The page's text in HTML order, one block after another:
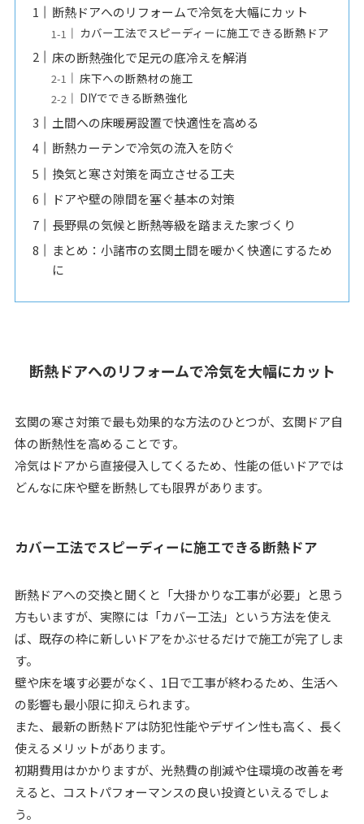
断熱ドアへのリフォームで冷気を大幅にカット
カバー工法でスピーディーに施工できる断熱ドア
床の断熱強化で足元の底冷えを解消
床下への断熱材の施工
DIYでできる断熱強化
土間への床暖房設置で快適性を高める
断熱カーテンで冷気の流入を防ぐ
換気と寒さ対策を両立させる工夫
ドアや壁の隙間を塞ぐ基本の対策
長野県の気候と断熱等級を踏まえた家づくり
まとめ：小諸市の玄関土間を暖かく快適にするため
に
断熱ドアへのリフォームで冷気を大幅にカット
玄関の寒さ対策で最も効果的な方法のひとつが、玄関ドア自
体の断熱性を高めることです。
冷気はドアから直接侵入してくるため、性能の低いドアでは
どんなに床や壁を断熱しても限界があります。
カバー工法でスピーディーに施工できる断熱ドア
断熱ドアへの交換と聞くと「大掛かりな工事が必要」と思う
方もいますが、実際には「カバー工法」という方法を使え
ば、既存の枠に新しいドアをかぶせるだけで施工が完了しま
す。
壁や床を壊す必要がなく、1日で工事が終わるため、生活へ
の影響も最小限に抑えられます。
また、最新の断熱ドアは防犯性能やデザイン性も高く、長く
使えるメリットがあります。
初期費用はかかりますが、光熱費の削減や住環境の改善を考
えると、コストパフォーマンスの良い投資といえるでしょ
う。